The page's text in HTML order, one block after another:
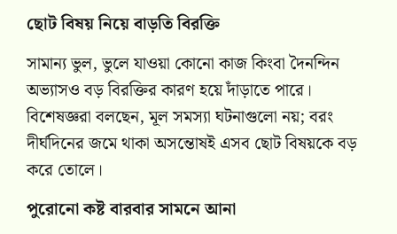
ছোট বিষয় নিয়ে বাড়তি বিরক্তি
সামান্য ভুল, ভুলে যাওয়া কোনো কাজ কিংবা দৈনন্দিন
অভ্যাসও বড় বিরক্তির কারণ হয়ে দাঁড়াতে পারে।
বিশেষজ্ঞরা বলছেন, মূল সমস্যা ঘটনাগুলো নয়; বরং
দীর্ঘদিনের জমে থাকা অসন্তোষই এসব ছোট বিষয়কে বড়
করে তোলে।
পুরোনো কষ্ট বারবার সামনে আনা